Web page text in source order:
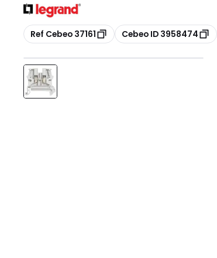
Kopiëren
Ref Cebeo 37161 Kopiëren
Cebeo ID 3958474